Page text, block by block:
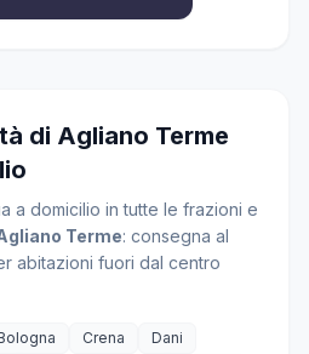
di Agliano Terme
a domicilio in tutte le frazioni e
Terme: consegna al
abitazioni fuori dal centro
Crena
Dani